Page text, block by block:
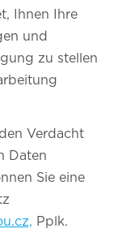
Ihnen Ihre
und
zu stellen
Verdacht
Daten
Sie eine
Pplk.